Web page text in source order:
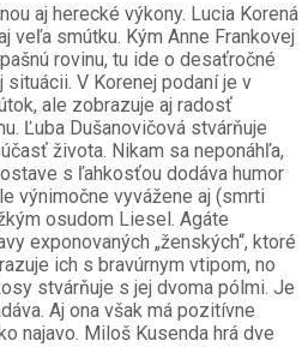
aj herecké výkony. Lucia Korená
veľa smútku. Kým Anne Frankovej
rovinu, tu ide o desaťročné
V Korenej podaní je v
ale zobrazuje aj radosť
Ľuba Dušanovičová stvárňuje
života. Nikam sa neponáhľa,
s ľahkosťou dodáva humor
výnimočne vyvážene aj (smrti
osudom Liesel. Agáte
exponovaných „ženských“, ktoré
ich s bravúrnym vtipom, no
stvárňuje s jej dvoma pólmi. Je
Aj ona však má pozitívne
najavo. Miloš Kusenda hrá dve